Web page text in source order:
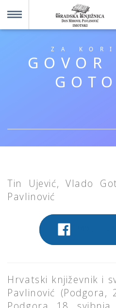
Kolajna – Mjesto koje spaja
Imotska krajina - dig. novine
ZA
GOVOR
Tin Ujević, Vlado
Pavlinović
Hrvatski književnik i
Pavlinović